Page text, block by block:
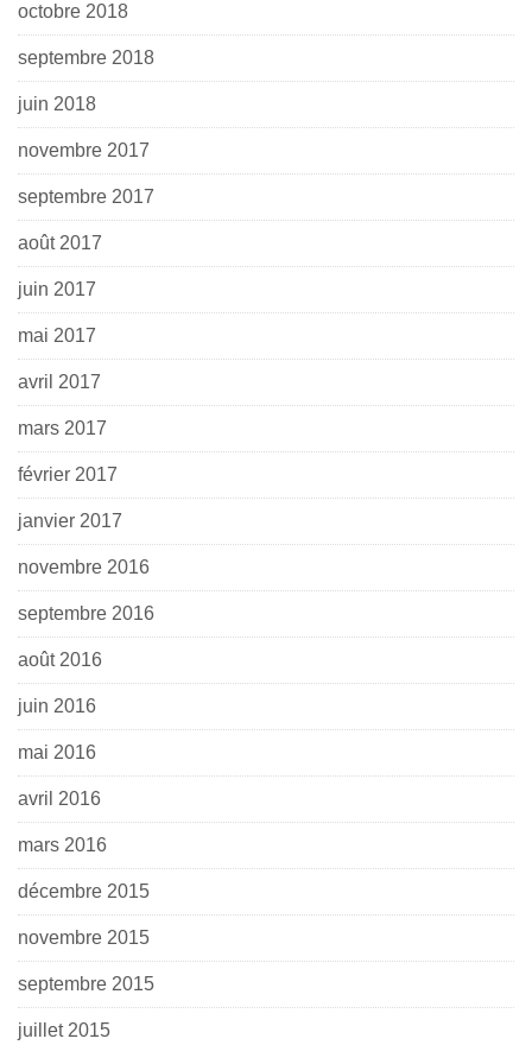
octobre 2018
septembre 2018
juin 2018
novembre 2017
septembre 2017
août 2017
juin 2017
mai 2017
avril 2017
mars 2017
février 2017
janvier 2017
novembre 2016
septembre 2016
août 2016
juin 2016
mai 2016
avril 2016
mars 2016
décembre 2015
novembre 2015
septembre 2015
juillet 2015